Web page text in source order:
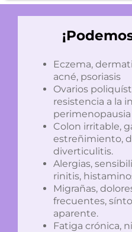
Eczema,
acné, psoriasis
Ovarios
resistencia a la
Colon irritable,
estreñimiento,
diverticulitis.
Alergias,
rinitis,
Migrañas,
frecuentes,
aparente.
Fatiga crónica,